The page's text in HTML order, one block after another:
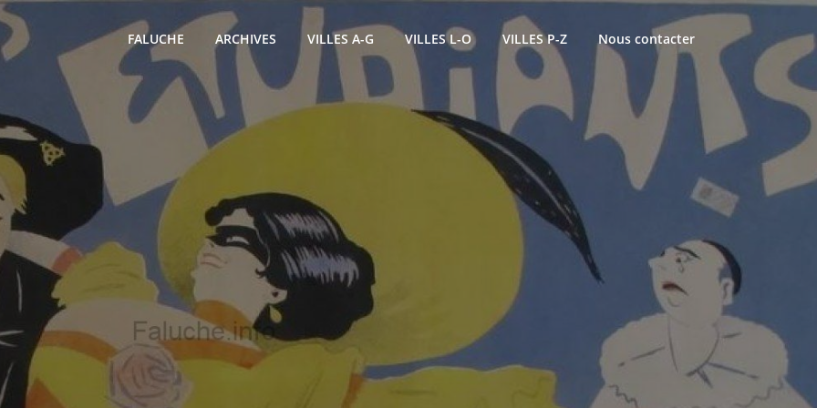
FALUCHE ARCHIVES VILLES A-G VILLES L-O VILLES P-Z Nous contacter